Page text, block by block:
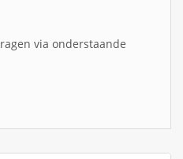
via onderstaande